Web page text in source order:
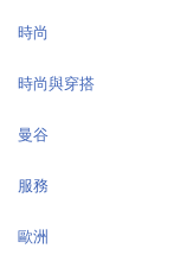
時尚
時尚與穿搭
曼谷
服務
歐洲